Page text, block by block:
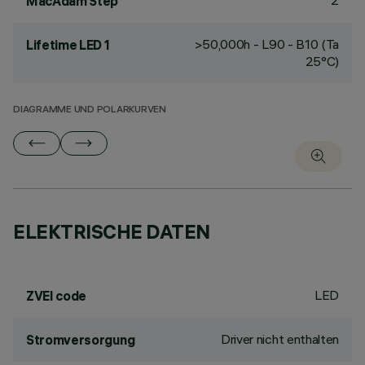
Lifetime LED 1
>50,000h - L90 - B10 (Ta
25°C)
DIAGRAMME UND POLARKURVEN
ELEKTRISCHE DATEN
ZVEI code LED
Stromversorgung Driver nicht enthalten